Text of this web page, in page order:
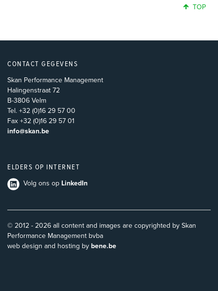
TOP
CONTACT GEGEVENS
Skan Performance Management
Halingenstraat 72
B-3806 Velm
Tel. +32 (0)16 29 57 00
Fax +32 (0)16 29 57 01
info@skan.be
ELDERS OP INTERNET
Volg ons op LinkedIn
© 2012 - 2026 all content and images are copyrighted by Skan
Performance Management bvba
web design and hosting by bene.be